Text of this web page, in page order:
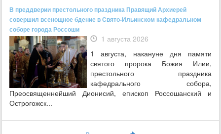
В преддверии престольного праздника Правящий Архиерей
совершил всенощное бдение в Свято-Ильинском кафедральном
соборе города Россоши
1 августа 2026
1 августа, накануне дня памяти
святого пророка Божия Илии,
престольного праздника
кафедрального собора,
Преосвященнейший Дионисий, епископ Россошанский и
Острогожск...